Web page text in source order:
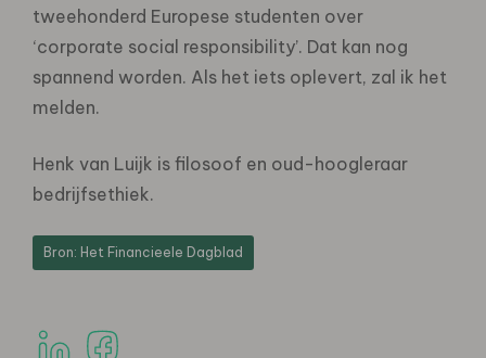
tweehonderd Europese studenten over
‘corporate social responsibility’. Dat kan nog
spannend worden. Als het iets oplevert, zal ik het
melden.
Henk van Luijk is filosoof en oud-hoogleraar
bedrijfsethiek.
Bron: Het Financieele Dagblad